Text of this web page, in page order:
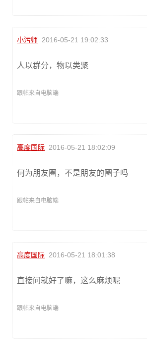
小污师 2016-05-21 19:02:33
人以群分，物以类聚
跟帖来自电脑端
高度国际 2016-05-21 18:02:09
何为朋友圈，不是朋友的圈子吗
跟帖来自电脑端
高度国际 2016-05-21 18:01:38
直接问就好了嘛，这么麻烦呢
跟帖来自电脑端